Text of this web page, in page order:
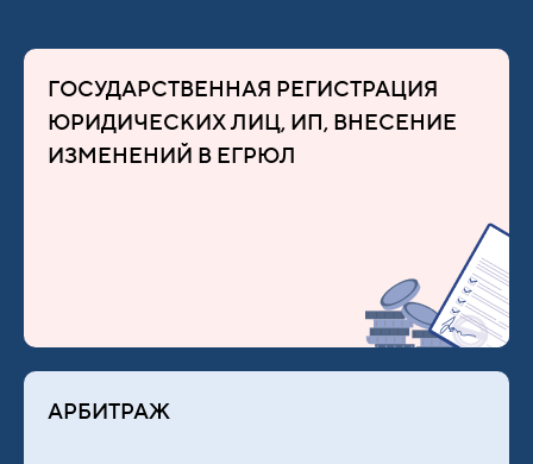
ГОСУДАРСТВЕННАЯ РЕГИСТРАЦИЯ
ЮРИДИЧЕСКИХ ЛИЦ, ИП, ВНЕСЕНИЕ
ИЗМЕНЕНИЙ В ЕГРЮЛ
АРБИТРАЖ